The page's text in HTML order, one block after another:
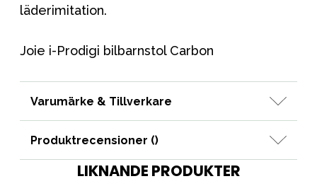
läderimitation.
Joie i-Prodigi bilbarnstol Carbon
Varumärke & Tillverkare
Produktrecensioner ()
LIKNANDE PRODUKTER